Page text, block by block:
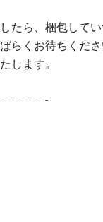
たら、梱包して
らくお待ちくださ
します。